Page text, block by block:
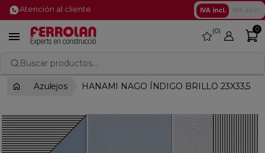
Atención al cliente IVA incl.
 favorite
0 0
Buscar productos...
Azulejos HANAMI NAGO ÍNDIGO BRILLO 23X33,5